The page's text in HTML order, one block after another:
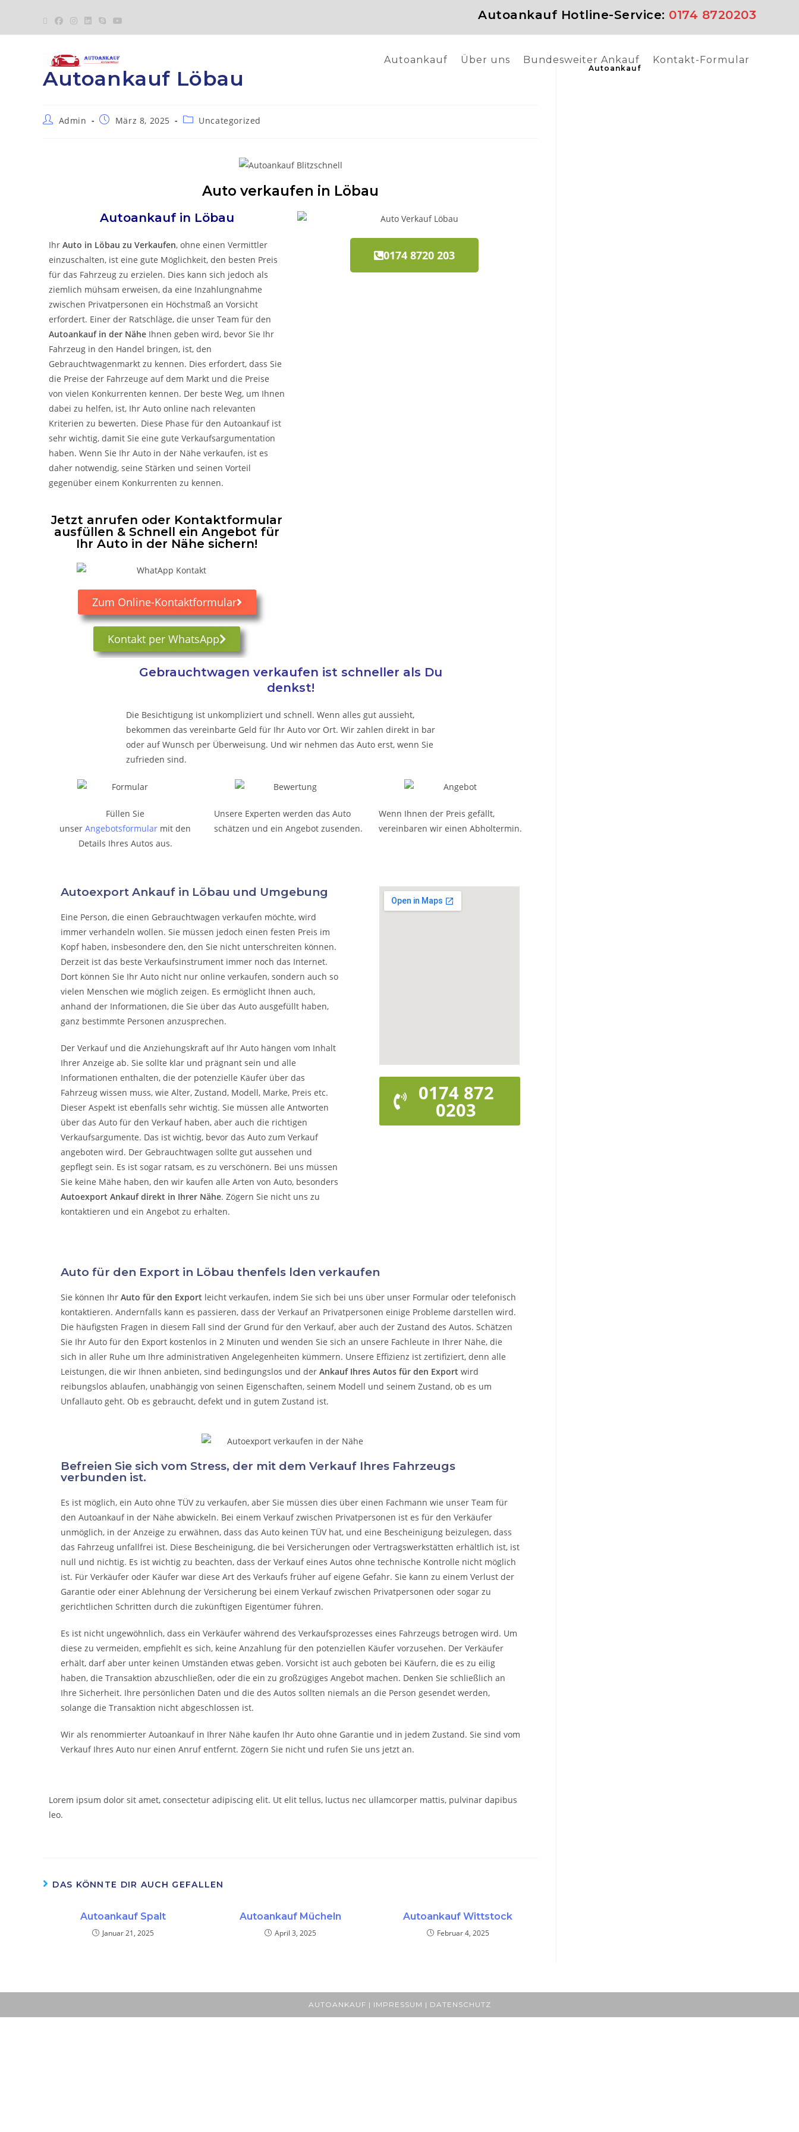
Autoankauf Hotline-Service: 0174 8720203
Autoankauf Über uns Bundesweiter Ankauf Kontakt-Formular
Autoankauf Löbau
Admin März 8, 2025 Uncategorized
Auto verkaufen in Löbau
Autoankauf in Löbau
Ihr Auto in Löbau zu Verkaufen, ohne einen Vermittler
einzuschalten, ist eine gute Möglichkeit, den besten Preis
für das Fahrzeug zu erzielen. Dies kann sich jedoch als
ziemlich mühsam erweisen, da eine Inzahlungnahme
zwischen Privatpersonen ein Höchstmaß an Vorsicht
erfordert. Einer der Ratschläge, die unser Team für den
Autoankauf in der Nähe Ihnen geben wird, bevor Sie Ihr
Fahrzeug in den Handel bringen, ist, den
Gebrauchtwagenmarkt zu kennen. Dies erfordert, dass Sie
die Preise der Fahrzeuge auf dem Markt und die Preise
von vielen Konkurrenten kennen. Der beste Weg, um Ihnen
dabei zu helfen, ist, Ihr Auto online nach relevanten
Kriterien zu bewerten. Diese Phase für den Autoankauf ist
sehr wichtig, damit Sie eine gute Verkaufsargumentation
haben. Wenn Sie Ihr Auto in der Nähe verkaufen, ist es
daher notwendig, seine Stärken und seinen Vorteil
gegenüber einem Konkurrenten zu kennen.
0174 8720 203
Jetzt anrufen oder Kontaktformular
ausfüllen & Schnell ein Angebot für
Ihr Auto in der Nähe sichern!
Zum Online-Kontaktformular
Kontakt per WhatsApp
Gebrauchtwagen verkaufen ist schneller als Du
denkst!
Die Besichtigung ist unkompliziert und schnell. Wenn alles gut aussieht,
bekommen das vereinbarte Geld für Ihr Auto vor Ort. Wir zahlen direkt in bar
oder auf Wunsch per Überweisung. Und wir nehmen das Auto erst, wenn Sie
zufrieden sind.
Füllen Sie
unserAngebotsformular mit den
Details Ihres Autos aus.
Unsere Experten werden das Auto
schätzen und ein Angebot zusenden.
Wenn Ihnen der Preis gefällt,
vereinbaren wir einen Abholtermin.
Autoexport Ankauf in Löbau und Umgebung
Eine Person, die einen Gebrauchtwagen verkaufen möchte, wird
immer verhandeln wollen. Sie müssen jedoch einen festen Preis im
Kopf haben, insbesondere den, den Sie nicht unterschreiten können.
Derzeit ist das beste Verkaufsinstrument immer noch das Internet.
Dort können Sie Ihr Auto nicht nur online verkaufen, sondern auch so
vielen Menschen wie möglich zeigen. Es ermöglicht Ihnen auch,
anhand der Informationen, die Sie über das Auto ausgefüllt haben,
ganz bestimmte Personen anzusprechen.
Der Verkauf und die Anziehungskraft auf Ihr Auto hängen vom Inhalt
Ihrer Anzeige ab. Sie sollte klar und prägnant sein und alle
Informationen enthalten, die der potenzielle Käufer über das
Fahrzeug wissen muss, wie Alter, Zustand, Modell, Marke, Preis etc.
Dieser Aspekt ist ebenfalls sehr wichtig. Sie müssen alle Antworten
über das Auto für den Verkauf haben, aber auch die richtigen
Verkaufsargumente. Das ist wichtig, bevor das Auto zum Verkauf
angeboten wird. Der Gebrauchtwagen sollte gut aussehen und
gepflegt sein. Es ist sogar ratsam, es zu verschönern. Bei uns müssen
Sie keine Mähe haben, den wir kaufen alle Arten von Auto, besonders
Autoexport Ankauf direkt in Ihrer Nähe. Zögern Sie nicht uns zu
kontaktieren und ein Angebot zu erhalten.
0174 872
0203
Auto für den Export in Löbau thenfels lden verkaufen
Sie können Ihr Auto für den Export leicht verkaufen, indem Sie sich bei uns über unser Formular oder telefonisch
kontaktieren. Andernfalls kann es passieren, dass der Verkauf an Privatpersonen einige Probleme darstellen wird.
Die häufigsten Fragen in diesem Fall sind der Grund für den Verkauf, aber auch der Zustand des Autos. Schätzen
Sie Ihr Auto für den Export kostenlos in 2 Minuten und wenden Sie sich an unsere Fachleute in Ihrer Nähe, die
sich in aller Ruhe um Ihre administrativen Angelegenheiten kümmern. Unsere Effizienz ist zertifiziert, denn alle
Leistungen, die wir Ihnen anbieten, sind bedingungslos und der Ankauf Ihres Autos für den Export wird
reibungslos ablaufen, unabhängig von seinen Eigenschaften, seinem Modell und seinem Zustand, ob es um
Unfallauto geht. Ob es gebraucht, defekt und in gutem Zustand ist.
Befreien Sie sich vom Stress, der mit dem Verkauf Ihres Fahrzeugs
verbunden ist.
Es ist möglich, ein Auto ohne TÜV zu verkaufen, aber Sie müssen dies über einen Fachmann wie unser Team für
den Autoankauf in der Nähe abwickeln. Bei einem Verkauf zwischen Privatpersonen ist es für den Verkäufer
unmöglich, in der Anzeige zu erwähnen, dass das Auto keinen TÜV hat, und eine Bescheinigung beizulegen, dass
das Fahrzeug unfallfrei ist. Diese Bescheinigung, die bei Versicherungen oder Vertragswerkstätten erhältlich ist, ist
null und nichtig. Es ist wichtig zu beachten, dass der Verkauf eines Autos ohne technische Kontrolle nicht möglich
ist. Für Verkäufer oder Käufer war diese Art des Verkaufs früher auf eigene Gefahr. Sie kann zu einem Verlust der
Garantie oder einer Ablehnung der Versicherung bei einem Verkauf zwischen Privatpersonen oder sogar zu
gerichtlichen Schritten durch die zukünftigen Eigentümer führen.
Es ist nicht ungewöhnlich, dass ein Verkäufer während des Verkaufsprozesses eines Fahrzeugs betrogen wird. Um
diese zu vermeiden, empfiehlt es sich, keine Anzahlung für den potenziellen Käufer vorzusehen. Der Verkäufer
erhält, darf aber unter keinen Umständen etwas geben. Vorsicht ist auch geboten bei Käufern, die es zu eilig
haben, die Transaktion abzuschließen, oder die ein zu großzügiges Angebot machen. Denken Sie schließlich an
Ihre Sicherheit. Ihre persönlichen Daten und die des Autos sollten niemals an die Person gesendet werden,
solange die Transaktion nicht abgeschlossen ist.
Wir als renommierter Autoankauf in Ihrer Nähe kaufen Ihr Auto ohne Garantie und in jedem Zustand. Sie sind vom
Verkauf Ihres Auto nur einen Anruf entfernt. Zögern Sie nicht und rufen Sie uns jetzt an.
Lorem ipsum dolor sit amet, consectetur adipiscing elit. Ut elit tellus, luctus nec ullamcorper mattis, pulvinar dapibus
leo.
DAS KÖNNTE DIR AUCH GEFALLEN
Autoankauf Spalt
Januar 21, 2025
Autoankauf Mücheln
April 3, 2025
Autoankauf Wittstock
Februar 4, 2025
Autoankauf
AUTOANKAUF | IMPRESSUM | DATENSCHUTZ